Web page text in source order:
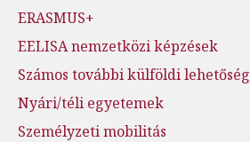
ERASMUS+
EELISA nemzetközi képzések
Számos további külföldi lehetőség
Nyári/téli egyetemek
Személyzeti mobilitás